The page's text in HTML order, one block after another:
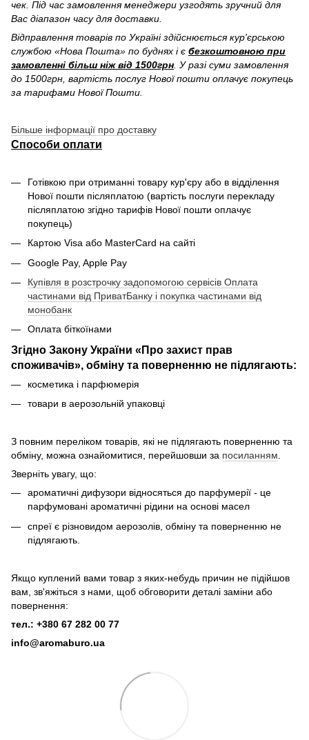
чек. Під час замовлення менеджери узгодять зручний для
Вас діапазон часу для доставки.
Відправлення товарів по Україні здійснюється кур'єрською
службою «Нова Пошта» по буднях і є безкоштовною при
замовленні більш ніж від 1500грн . У разі суми замовлення
до 1500грн, вартість послуг Нової пошти оплачує покупець
за тарифами Нової Пошти.
Більше інформації про доставку
Способи оплати
Готівкою при отриманні товару кур'єру або в відділення
Нової пошти післяплатою (вартість послуги перекладу
післяплатою згідно тарифів Нової пошти оплачує
покупець)
Картою Visa або MasterCard на сайті
Google Pay, Apple Pay
Купівля в розстрочку задопомогою сервісів Оплата
частинами від ПриватБанку і покупка частинами від
монобанк
Оплата біткоїнами
Згідно Закону України «Про захист прав
споживачів», обміну та поверненню не підлягають:
косметика і парфюмерія
товари в аерозольній упаковці
З повним переліком товарів, які не підлягають поверненню та
обміну, можна ознайомитися, перейшовши за посиланням.
Зверніть увагу, що:
ароматичні дифузори відносяться до парфумерії - це
парфумовані ароматичні рідини на основі масел
спреї є різновидом аерозолів, обміну та поверненню не
підлягають.
Якщо куплений вами товар з яких-небудь причин не підійшов
вам, зв'яжіться з нами, щоб обговорити деталі заміни або
повернення:
тел.: +380 67 282 00 77
info@aromaburo.ua